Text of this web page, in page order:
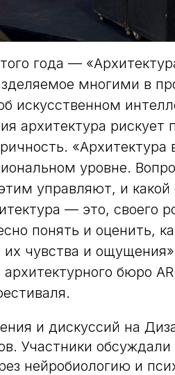
года —
многими в
искусственном
архитектура рискует
«Архитектура
уровне.
управляют, и
— это, своего
понять и оценить,
их чувства и
бюро
и дискуссий на
Участники
нейробиологию и